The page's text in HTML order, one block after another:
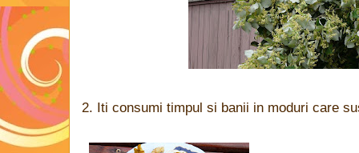
2. Iti consumi timpul si banii in moduri care